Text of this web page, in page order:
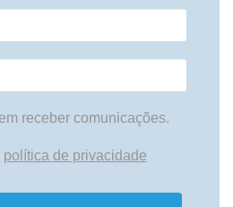
receber comunicações.
política de privacidade